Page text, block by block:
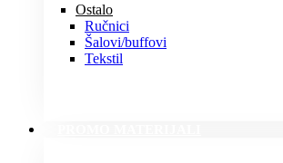
Ostalo
Ručnici
Šalovi/buffovi
Tekstil